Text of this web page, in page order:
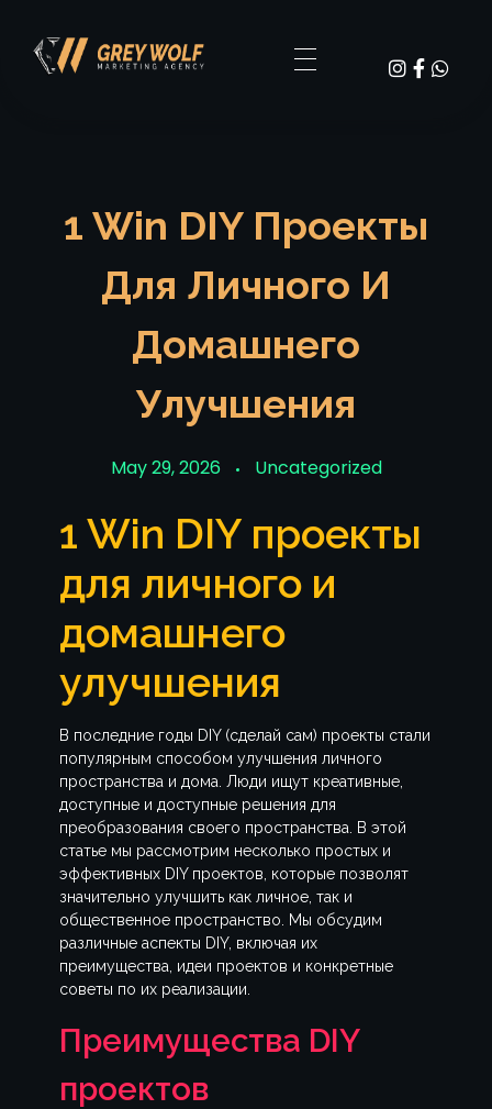
1 Win DIY Проекты
Для Личного И
Домашнего
Улучшения
May 29, 2026 Uncategorized
1 Win DIY проекты
для личного и
домашнего
улучшения
В последние годы DIY (сделай сам) проекты стали
популярным способом улучшения личного
пространства и дома. Люди ищут креативные,
доступные и доступные решения для
преобразования своего пространства. В этой
статье мы рассмотрим несколько простых и
эффективных DIY проектов, которые позволят
значительно улучшить как личное, так и
общественное пространство. Мы обсудим
различные аспекты DIY, включая их
преимущества, идеи проектов и конкретные
советы по их реализации.
Преимущества DIY
проектов